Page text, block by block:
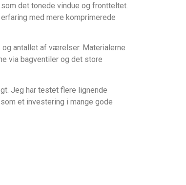
det tonede vindue og frontteltet.
med mere komprimerede
antallet af værelser. Materialerne
via bagventiler og det store
Jeg har testet flere lignende
et investering i mange gode